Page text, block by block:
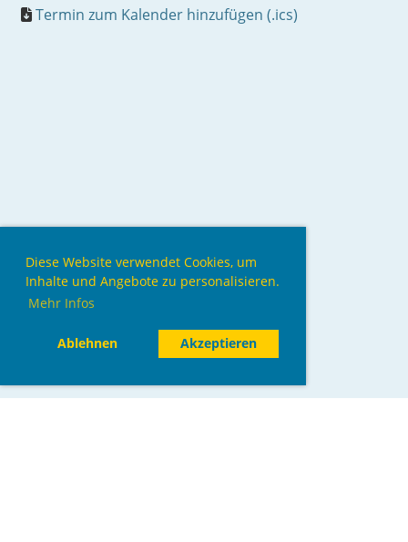
Diese Website verwendet Cookies, um
Inhalte und Angebote zu personalisieren.
Mehr Infos
Ablehnen Akzeptieren
Termin zum Kalender hinzufügen (.ics)